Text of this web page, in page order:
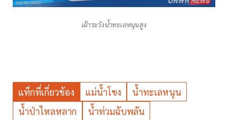
เฝ้าระวังน้ำทะเลหนุนสูง
แท็กที่เกี่ยวข้อง แม่น้ำโขง
น้ำทะเลหนุน
น้ำป่าไหลหลาก
น้ำท่วมฉับพลัน